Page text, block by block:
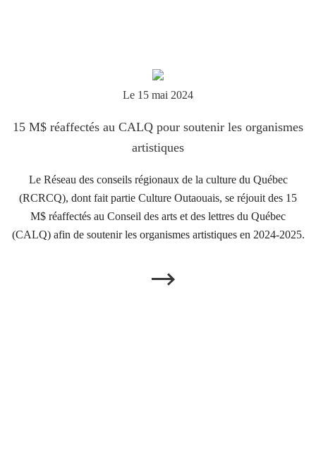
Le 15 mai 2024
15 M$ réaffectés au CALQ pour soutenir les organismes
artistiques
Le Réseau des conseils régionaux de la culture du Québec
(RCRCQ), dont fait partie Culture Outaouais, se réjouit des 15
M$ réaffectés au Conseil des arts et des lettres du Québec
(CALQ) afin de soutenir les organismes artistiques en 2024-2025.